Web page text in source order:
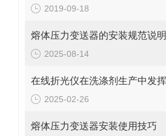
2019-09-18
熔体压力变送器的安装规范说明
2025-08-14
2025-02-26
熔体压力变送器安装使用技巧